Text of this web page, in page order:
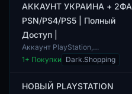
АККАУНТ УКРАИНА + 2ФА
PSN/PS4/PS5 | Полный
Доступ |
Аккаунт PlayStation,
представленный в этом
предложении, зарегистрирован
двухфакторную аутент...
1+ Покупки Dark.Shopping
НОВЫЙ PLAYSTATION